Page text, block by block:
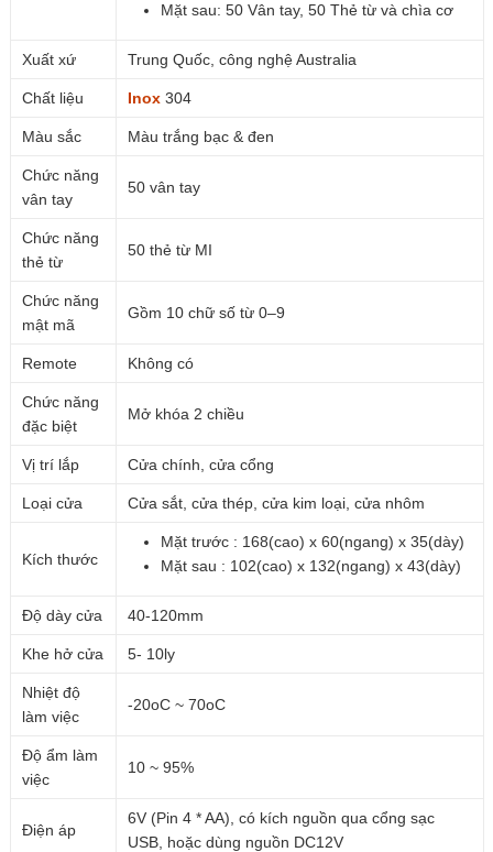
Mặt sau: 50 Vân tay, 50 Thẻ từ và chìa cơ
Xuất xứ Trung Quốc, công nghệ Australia
Chất liệu Inox304
Màu sắc Màu trắng bạc & đen
Chức năng
vân tay
50 vân tay
Chức năng
thẻ từ
50 thẻ từ MI
Chức năng
mật mã
Gồm 10 chữ số từ 0–9
Remote Không có
Chức năng
đặc biệt
Mở khóa 2 chiều
Vị trí lắp Cửa chính, cửa cổng
Loại cửa Cửa sắt, cửa thép, cửa kim loại, cửa nhôm
Kích thước
Mặt trước : 168(cao) x 60(ngang) x 35(dày)
Mặt sau : 102(cao) x 132(ngang) x 43(dày)
Độ dày cửa 40-120mm
Khe hở cửa 5- 10ly
Nhiệt độ
làm việc
-20oC ~ 70oC
Độ ẩm làm
việc
10 ~ 95%
Điện áp
6V (Pin 4 * AA), có kích nguồn qua cổng sạc
USB, hoặc dùng nguồn DC12V